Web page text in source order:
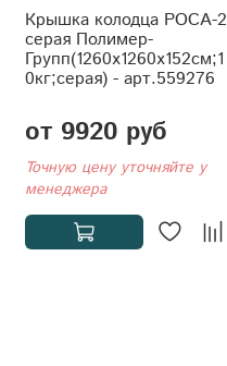
Крышка колодца РОСА-2
серая Полимер-
Групп(1260x1260x152см;1
0кг;серая) - арт.559276
от 9920 руб
Точную цену уточняйте у
менеджера